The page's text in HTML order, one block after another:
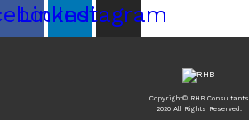
Linkedin
Instagram
Copyright© RHB Consultants
2020 All Rights Reserved.